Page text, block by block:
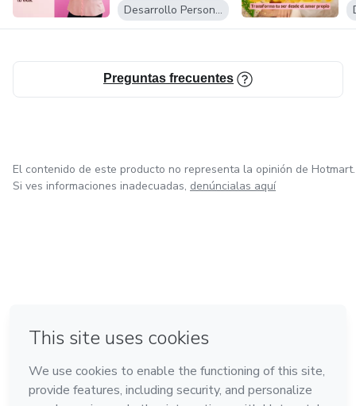
Desarrollo Personal
Preguntas frecuentes
El contenido de este producto no representa la opinión de Hotmart.
Si ves informaciones inadecuadas, denúncialas aquí
Hecho con❤ en Ciudad de México